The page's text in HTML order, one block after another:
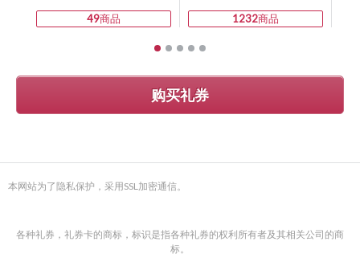
49商品 1232商品
购买礼券
本网站为了隐私保护，采用SSL加密通信。
各种礼券，礼券卡的商标，标识是指各种礼券的权利所有者及其相关公司的商
标。